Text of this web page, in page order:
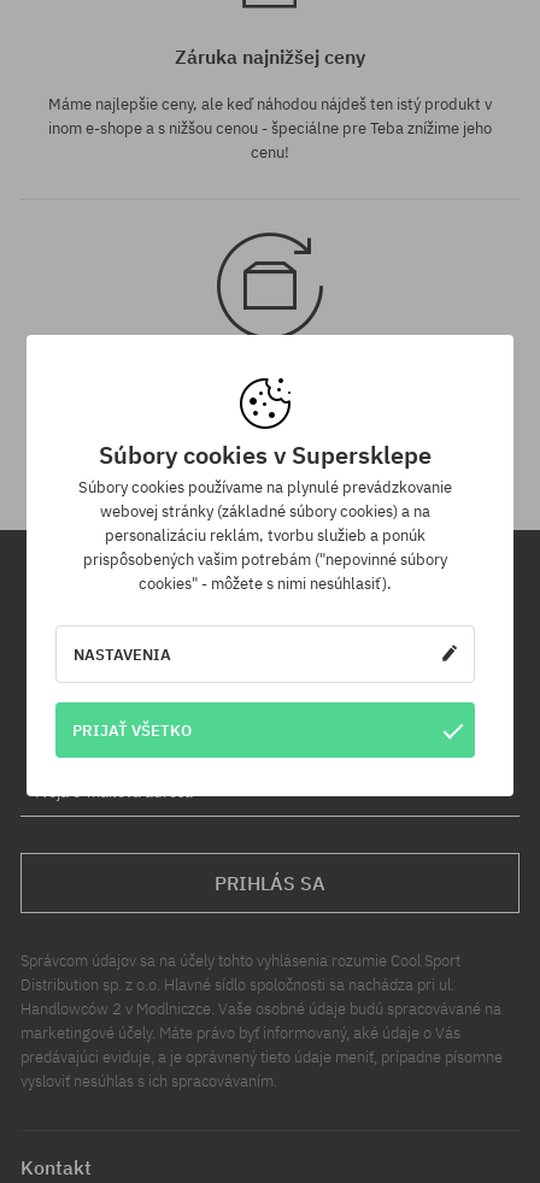
Záruka najnižšej ceny
Máme najlepšie ceny, ale keď náhodou nájdeš ten istý produkt v
inom e-shope a s nižšou cenou - špeciálne pre Teba znížime jeho
cenu!
30 dní na vrátenie tovaru
Na vrátenie produktu máš 30 dní od dňa obdržania zásielky.
Newsletter
Navyše získaš zľavový kód -5 % na celú objednávku!
Tvoja e-mailová adresa
PRIHLÁS SA
Správcom údajov sa na účely tohto vyhlásenia rozumie Cool Sport
Distribution sp. z o.o. Hlavné sídlo spoločnosti sa nachádza pri ul.
Handlowców 2 v Modlniczce. Vaše osobné údaje budú spracovávané na
marketingové účely. Máte právo byť informovaný, aké údaje o Vás
predávajúci eviduje, a je oprávnený tieto údaje meniť, prípadne písomne
vysloviť nesúhlas s ich spracovávaním.
Kontakt
Súbory cookies v Supersklepe
Súbory cookies používame na plynulé prevádzkovanie
webovej stránky (základné súbory cookies) a na
personalizáciu reklám, tvorbu služieb a ponúk
prispôsobených vašim potrebám ("nepovinné súbory
cookies" - môžete s nimi nesúhlasiť).
NASTAVENIA
PRIJAŤ VŠETKO